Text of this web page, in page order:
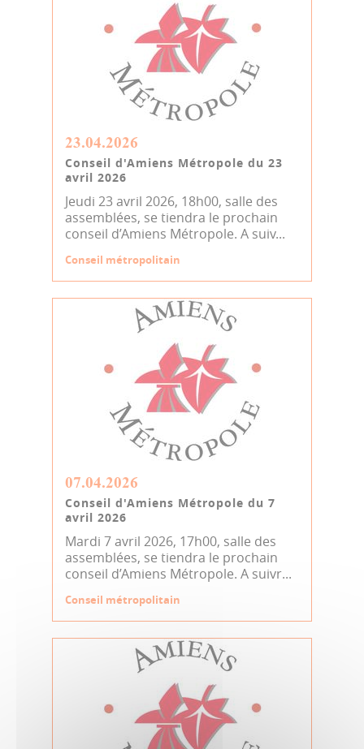
23.04.2026
Conseil d'Amiens Métropole du 23
avril 2026
Jeudi 23 avril 2026, 18h00, salle des
assemblées, se tiendra le prochain
conseil d’Amiens Métropole. A suiv...
Conseil métropolitain
07.04.2026
Conseil d'Amiens Métropole du 7
avril 2026
Mardi 7 avril 2026, 17h00, salle des
assemblées, se tiendra le prochain
conseil d’Amiens Métropole. A suivr...
Conseil métropolitain